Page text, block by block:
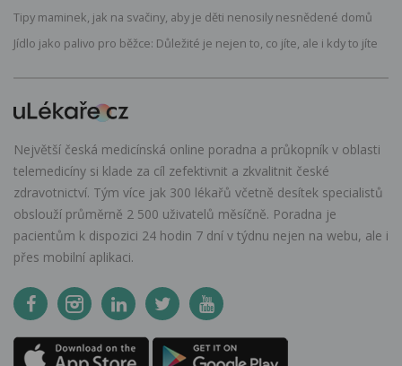
Tipy maminek, jak na svačiny, aby je děti nenosily nesnědené domů
Jídlo jako palivo pro běžce: Důležité je nejen to, co jíte, ale i kdy to jíte
Největší česká medicínská online poradna a průkopník v oblasti
telemedicíny si klade za cíl zefektivnit a zkvalitnit české
zdravotnictví. Tým více jak 300 lékařů včetně desítek specialistů
obslouží průměrně 2 500 uživatelů měsíčně. Poradna je
pacientům k dispozici 24 hodin 7 dní v týdnu nejen na webu, ale i
přes mobilní aplikaci.